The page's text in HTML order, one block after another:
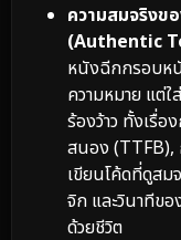
ความสมจริงข
(Authentic
หนังฉีกกรอบห
ความหมาย แต่ใ
ร้องว้าว ทั้งเรื่อ
สนอง (TTFB),
เขียนโค้ดที่ดูสม
จิก และวินาทีข
ด้วยชีวิต